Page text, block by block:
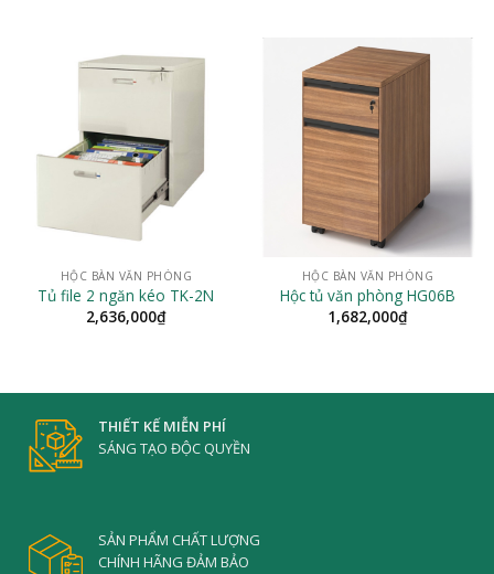
HỘC BÀN VĂN PHÒNG
Tủ file 2 ngăn kéo TK-2N
2,636,000₫
HỘC BÀN VĂN PHÒNG
Hộc tủ văn phòng HG06B
1,682,000₫
THIẾT KẾ MIỄN PHÍ
SÁNG TẠO ĐỘC QUYỀN
SẢN PHẨM CHẤT LƯỢNG
CHÍNH HÃNG ĐẢM BẢO